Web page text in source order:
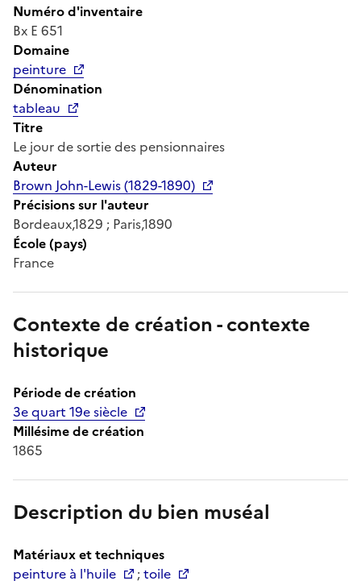
Numéro d'inventaire
Bx E 651
Domaine
peinture
Dénomination
tableau
Titre
Le jour de sortie des pensionnaires
Auteur
Brown John-Lewis (1829-1890)
Précisions sur l'auteur
Bordeaux,1829 ; Paris,1890
École (pays)
France
Contexte de création - contexte
historique
Période de création
3e quart 19e siècle
Millésime de création
1865
Description du bien muséal
Matériaux et techniques
peinture à l'huile
;toile